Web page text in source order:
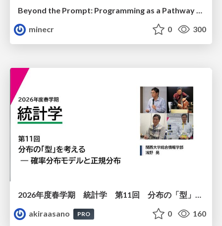
minecr
0 300
2026年度春学期 統計学 第11回 分布の「型」を考える － 確率分布モデルと正規分布 (2026. 6. 11)
akiraasano
PRO 0 160